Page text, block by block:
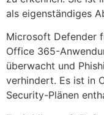
als eigenständiges
Microsoft Defender
Office 365-
überwacht und
verhindert. Es ist in
Security-Plänen